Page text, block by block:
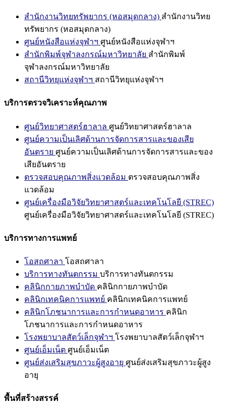
สำนักงานวิทยทรัพยากร (หอสมุดกลาง) สำนักงานวิทย
ทรัพยากร (หอสมุดกลาง)
ศูนย์หนังสือแห่งจุฬาฯ ศูนย์หนังสือแห่งจุฬาฯ
สำนักพิมพ์จุฬาลงกรณ์มหาวิทยาลัย สำนักพิมพ์
จุฬาลงกรณ์มหาวิทยาลัย
สถานีวิทยุแห่งจุฬาฯ สถานีวิทยุแห่งจุฬาฯ
บริการตรวจวิเคราะห์คุณภาพ
ศูนย์วิทยาศาสตร์ฮาลาล ศูนย์วิทยาศาสตร์ฮาลาล
ศูนย์ความเป็นเลิศด้านการจัดการสารและของเสีย
อันตราย ศูนย์ความเป็นเลิศด้านการจัดการสารและของ
เสียอันตราย
ตรวจสอบคุณภาพสิ่งแวดล้อม ตรวจสอบคุณภาพสิ่ง
แวดล้อม
ศูนย์เครื่องมือวิจัยวิทยาศาสตร์และเทคโนโลยี (STREC)
ศูนย์เครื่องมือวิจัยวิทยาศาสตร์และเทคโนโลยี (STREC)
บริการทางการแพทย์
โอสถศาลา โอสถศาลา
บริการทางทันตกรรม บริการทางทันตกรรม
คลินิกกายภาพบำบัด คลินิกกายภาพบำบัด
คลินิกเทคนิคการแพทย์ คลินิกเทคนิคการแพทย์
คลินิกโภชนาการและการกำหนดอาหาร คลินิก
โภชนาการและการกำหนดอาหาร
โรงพยาบาลสัตว์เล็กจุฬาฯ โรงพยาบาลสัตว์เล็กจุฬาฯ
ศูนย์เอ็มเน็ต ศูนย์เอ็มเน็ต
ศูนย์ส่งเสริมสุขภาวะผู้สูงอายุ ศูนย์ส่งเสริมสุขภาวะผู้สูง
อายุ
พื้นที่สร้างสรรค์